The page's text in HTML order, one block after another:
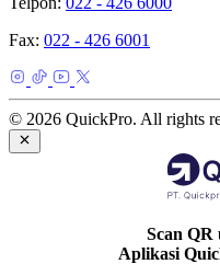
Fax: 022 - 426 6001
© 2026 QuickPro. All rights
Scan
Aplikasi